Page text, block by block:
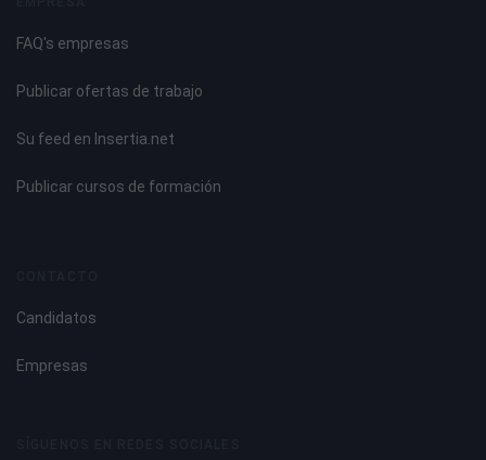
FAQ's empresas
Publicar ofertas de trabajo
Su feed en Insertia.net
Publicar cursos de formación
Candidatos
Empresas